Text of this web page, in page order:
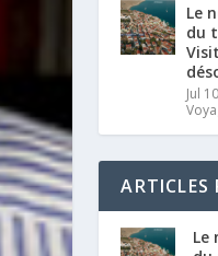
Le
du
Jul
ARTICLES
Le